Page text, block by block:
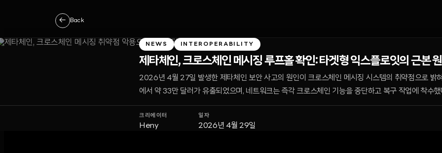
← Back
NEWS INTEROPERABILITY
제타체인, 크로스체인 메시징 루프홀 확인: 타겟형 익스플로잇의 근본
2026년 4월 27일 발생한 제타체인 보안 사고의 원인이 크로스체인 메시징 시스템의 취약점으로 밝
에서 약 33만 달러가 유출되었으며, 네트워크는 즉각 크로스체인 기능을 중단하고 복구 작업에 착수했
크리에이터
Heny
일자
2026년 4월 29일